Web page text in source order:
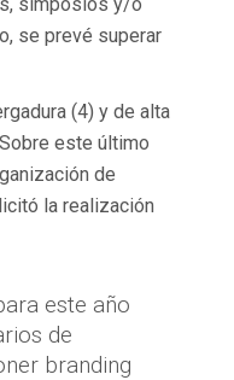
se prevé superar
(4) y de alta
este último
de
la realización
este año
de
branding